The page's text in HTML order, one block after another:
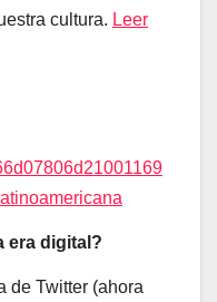
cultura. Leer
era digital?
de Twitter (ahora